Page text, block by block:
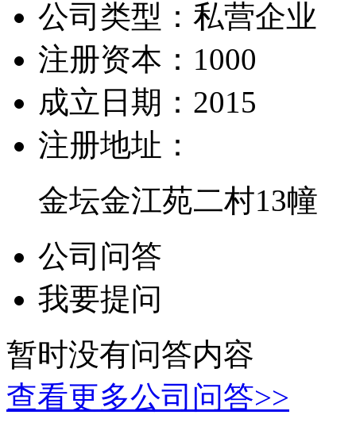
公司类型： 私营企业
注册资本： 1000
成立日期： 2015
注册地址：
金坛金江苑二村13幢
公司问答
我要提问
暂时没有问答内容
查看更多公司问答>>